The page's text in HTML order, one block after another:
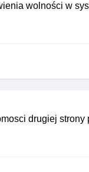
wolności w
drugiej